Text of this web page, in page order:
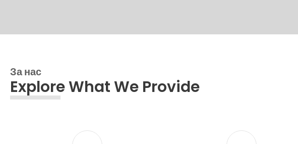
За нас
Explore What We Provide